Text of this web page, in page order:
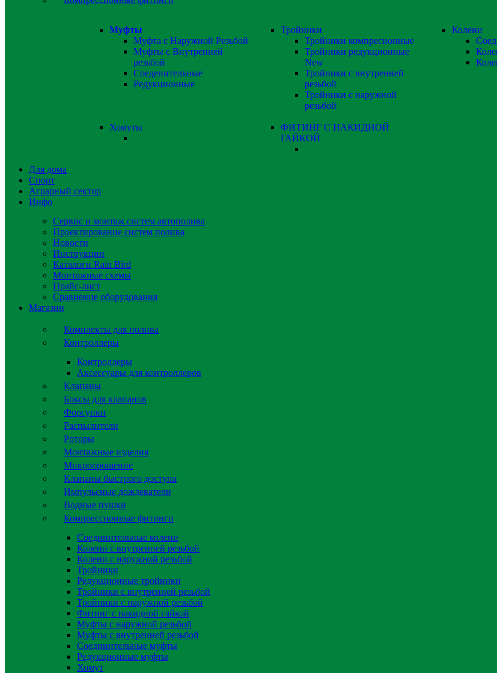
Муфты
Муфта с Наружной Резьбой
Муфты с Внутренней
резьбой
Соеденительные
Редукционные
Тройники
Тройники компресионные
Тройники редукционные
New
Тройники с внутренней
резьбой
Тройники с наружной
резьбой
Колени
Хомуты
ФИТИНГ С НАКИДНОЙ
ГАЙКОЙ
Для дома
Спорт
Аграрный сектор
Инфо
Сервис и монтаж систем автополива
Проектирование систем полива
Новости
Инструкции
Каталоги Rain Bird
Монтажные схемы
Прайс-лист
Сравнение оборудования
Магазин
Комплекты для полива
Контроллеры
Контроллеры
Аксессуары для контроллеров
Клапаны
Боксы для клапанов
Форсунки
Распылители
Роторы
Монтажные изделия
Микроорошение
Клапаны быстрого доступа
Импульсные дождеватели
Водные пушки
Компрессионные фитинги
Соединительные колени
Колени с внутренней резьбой
Колени с наружной резьбой
Тройники
Редукционные тройники
Тройники с внутренней резьбой
Тройники с наружной резьбой
Фитинг с накидной гайкой
Муфты с наружной резьбой
Муфты с внутренней резьбой
Соединительные муфты
Редукционные муфты
Хомут